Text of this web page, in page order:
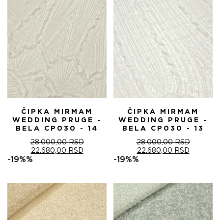
ČIPKA MIRMAM
WEDDING PRUGE -
BELA CP030 - 14
28.000,00RSD
ОРИГИНАЛНА
ЦЕНА
28.000,00 RSD.
22.680,00 RSDТРЕНУТНА
-19%%
ČIPKA MIRMAM
WEDDING PRUGE -
BELA CP030 - 13
28.000,00RSD
ОРИГИНАЛНА
ЦЕНА
28.000,00 RSD.
22.680,00 RSD
-19%%